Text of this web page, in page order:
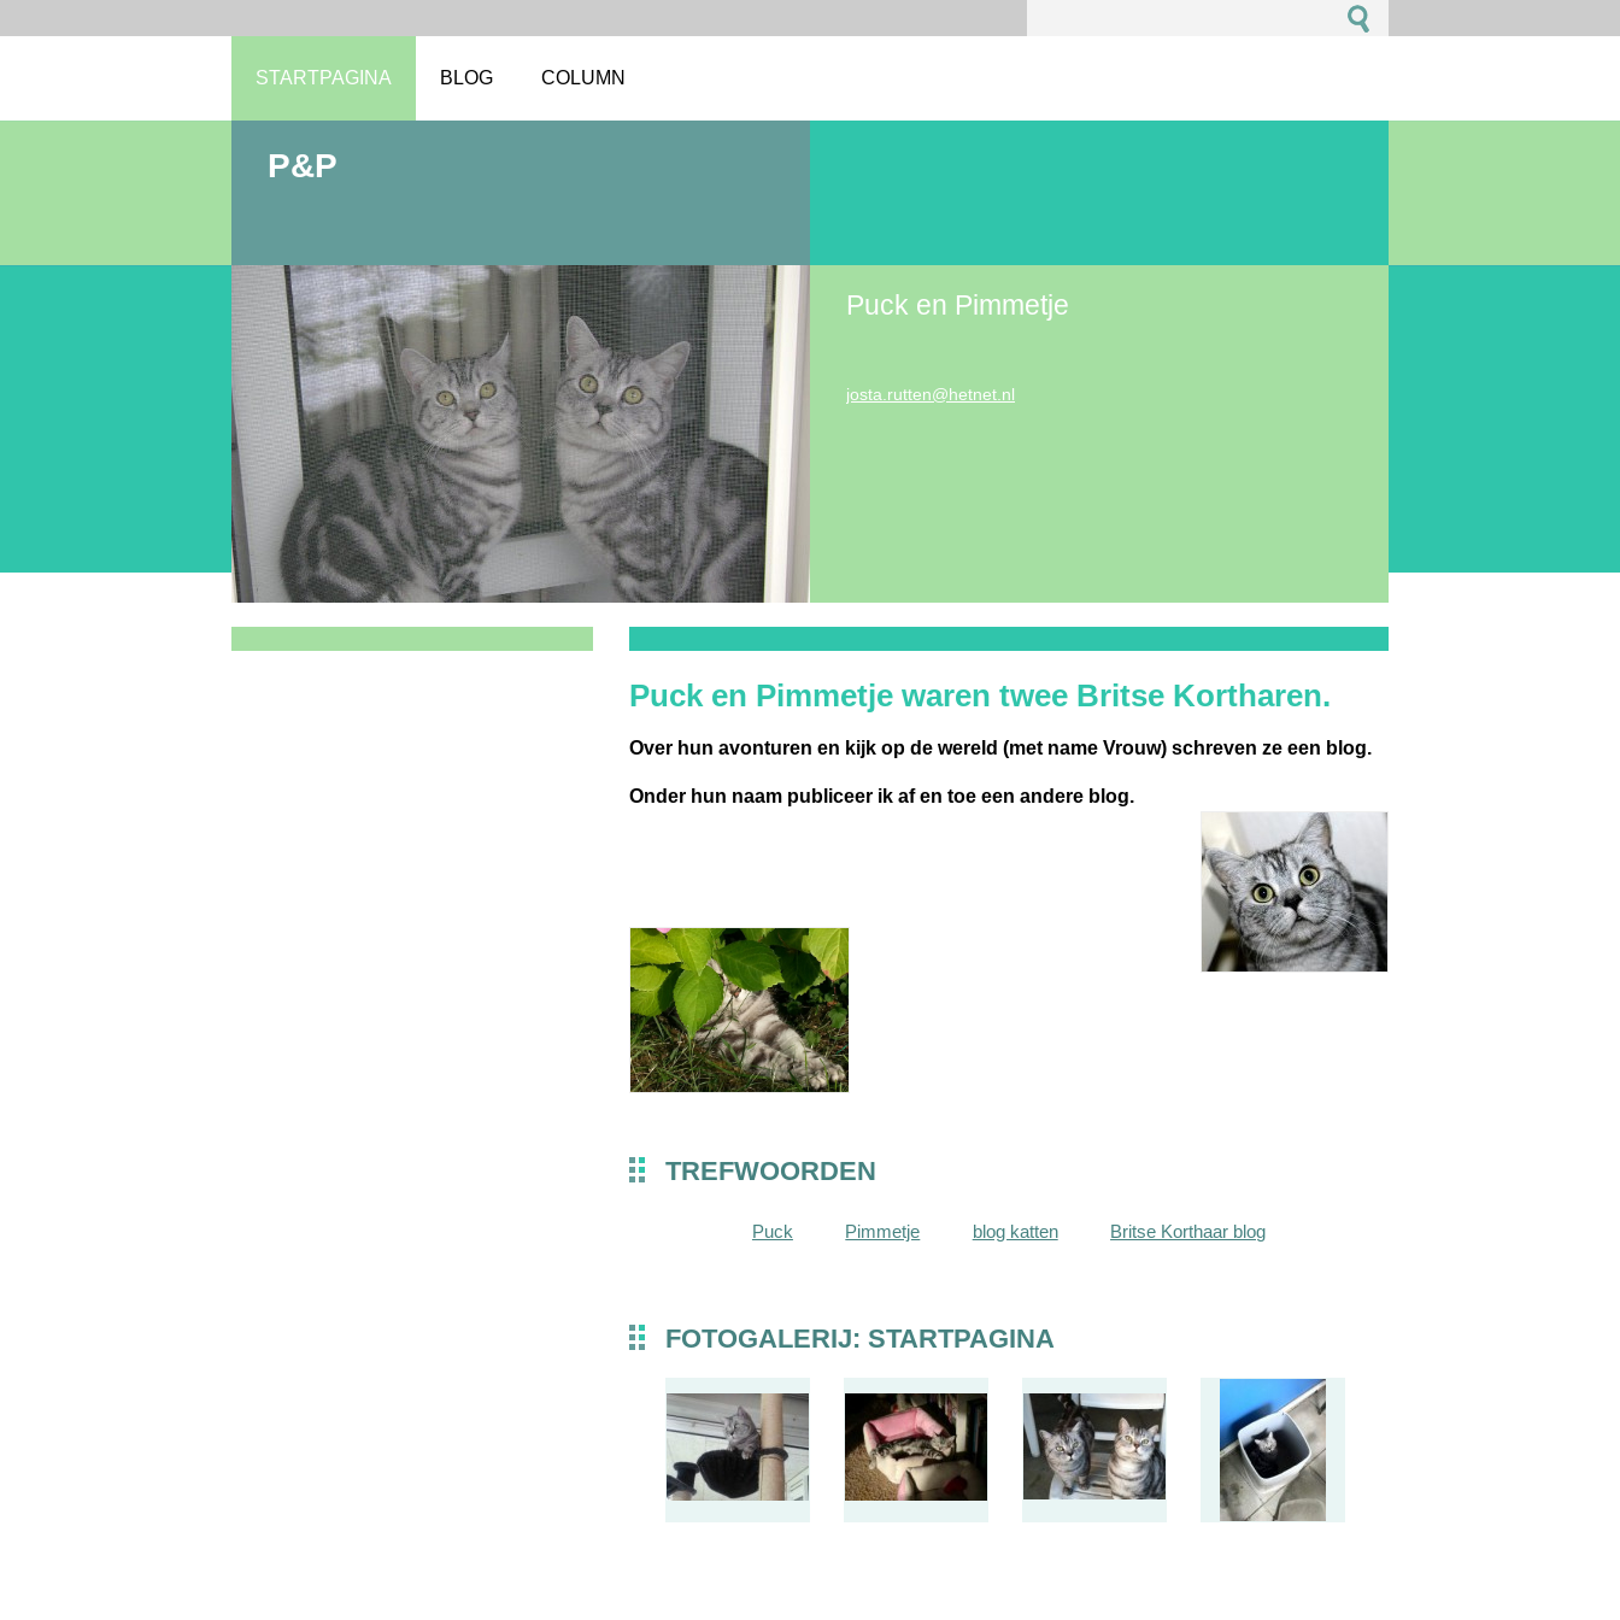
STARTPAGINA BLOG COLUMN
P&P
Puck en Pimmetje
josta.rutten@hetnet.nl
Puck en Pimmetje waren twee Britse Kortharen.
Over hun avonturen en kijk op de wereld (met name Vrouw) schreven ze een blog.
Onder hun naam publiceer ik af en toe een andere blog.
TREFWOORDEN
Puck Pimmetje blog katten Britse Korthaar blog
FOTOGALERIJ: STARTPAGINA